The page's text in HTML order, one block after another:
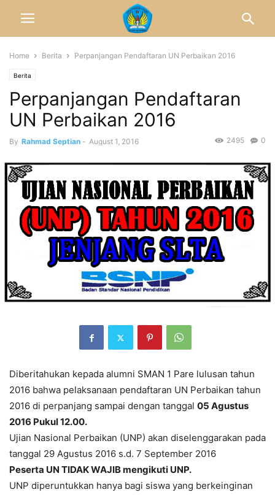
Home Berita Perpanjangan Pendaftaran UN Perbaikan 2016
Berita
Perpanjangan Pendaftaran
UN Perbaikan 2016
By Rahmad Septian - August 1, 2016 0
2495
Diberitahukan kepada alumni SMAN 1 Pare lulusan tahun
2016 bahwa pelaksanaan pendaftaran UN Perbaikan tahun
2016 di perpanjang sampai dengan tanggal 05 Agustus
2016 Pukul 12.00.
Ujian Nasional Perbaikan (UNP) akan diselenggarakan pada
tanggal 29 Agustus 2016 s.d. 7 September 2016
Peserta UN TIDAK WAJIB mengikuti UNP.
UNP diperuntukkan hanya bagi siswa yang berkeinginan